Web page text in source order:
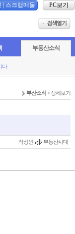
스크랩매물 PC보기
부동산소식
다.
부산소식> 상세보기
작성인: 부동산시대